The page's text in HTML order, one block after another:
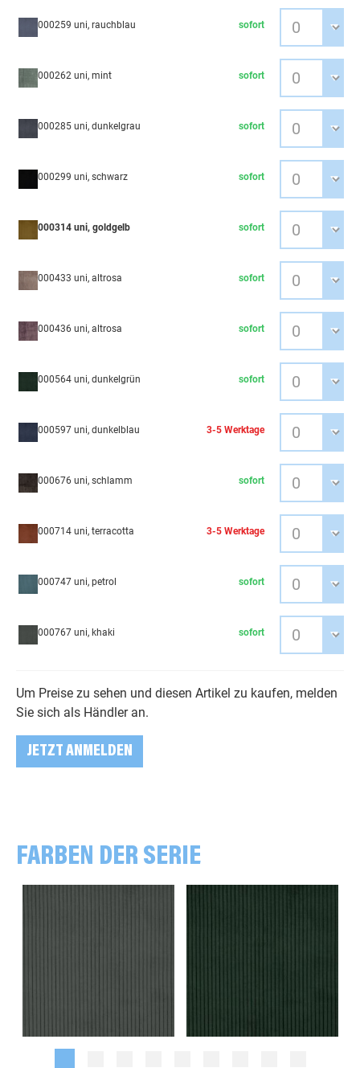
000259 uni, rauchblau sofort
000262 uni, mint sofort
000285 uni, dunkelgrau sofort
000299 uni, schwarz sofort
000314 uni, goldgelb sofort
000433 uni, altrosa sofort
000436 uni, altrosa sofort
000564 uni, dunkelgrün sofort
000597 uni, dunkelblau 3-5 Werktage
000676 uni, schlamm sofort
000714 uni, terracotta 3-5 Werktage
000747 uni, petrol sofort
000767 uni, khaki sofort
Um Preise zu sehen und diesen Artikel zu kaufen, melden
Sie sich als Händler an.
JETZT ANMELDEN
FARBEN DER SERIE